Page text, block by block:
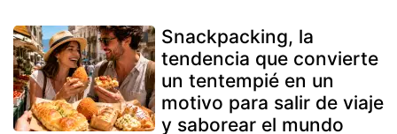
Snackpacking, la
tendencia que convierte
un tentempié en un
motivo para salir de viaje
y saborear el mundo